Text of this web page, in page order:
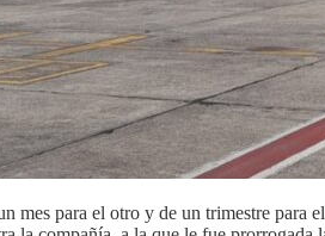
mes para el otro y de un trimestre